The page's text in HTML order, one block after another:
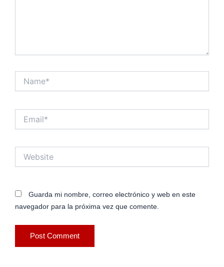
Guarda mi nombre, correo electrónico y web en este
navegador para la próxima vez que comente.